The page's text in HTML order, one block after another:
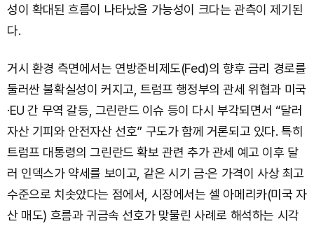
성이 확대된 흐름이 나타났을 가능성이 크다는 관측이 제기된
다.
거시 환경 측면에서는 연방준비제도(Fed)의 향후 금리 경로를
둘러싼 불확실성이 커지고, 트럼프 행정부의 관세 위협과 미국
·EU 간 무역 갈등, 그린란드 이슈 등이 다시 부각되면서 “달러
자산 기피와 안전자산 선호” 구도가 함께 거론되고 있다. 특히
트럼프 대통령의 그린란드 확보 관련 추가 관세 예고 이후 달
러 인덱스가 약세를 보이고, 같은 시기 금·은 가격이 사상 최고
수준으로 치솟았다는 점에서, 시장에서는 셀 아메리카(미국 자
산 매도) 흐름과 귀금속 선호가 맞물린 사례로 해석하는 시각